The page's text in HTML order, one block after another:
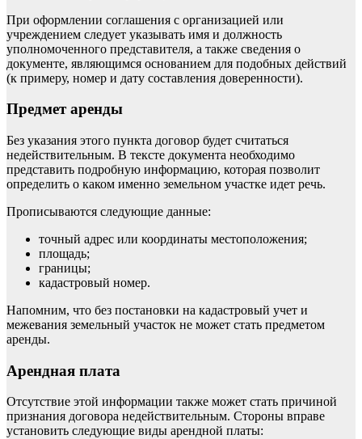
При оформлении соглашения с организацией или
учреждением следует указывать имя и должность
уполномоченного представителя, а также сведения о
документе, являющимся основанием для подобных действий
(к примеру, номер и дату составления доверенности).
Предмет аренды
Без указания этого пункта договор будет считаться
недействительным. В тексте документа необходимо
представить подробную информацию, которая позволит
определить о каком именно земельном участке идет речь.
Прописываются следующие данные:
точный адрес или координаты местоположения;
площадь;
границы;
кадастровый номер.
Напомним, что без постановки на кадастровый учет и
межевания земельный участок не может стать предметом
аренды.
Арендная плата
Отсутствие этой информации также может стать причиной
признания договора недействительным. Стороны вправе
установить следующие виды арендной платы: